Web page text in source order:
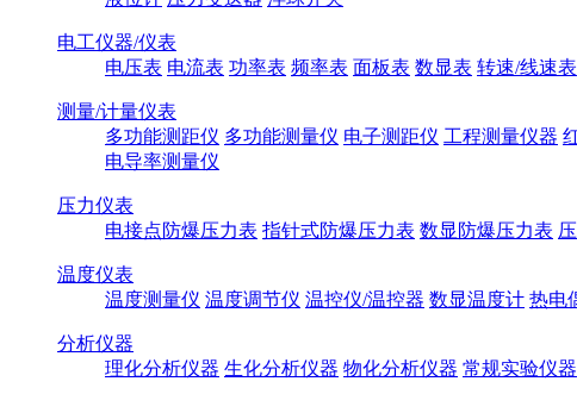
电工仪器/仪表
电压表 电流表 功率表 频率表 面板表 数显表 转速/线速表
测量/计量仪表
多功能测距仪 多功能测量仪 电子测距仪 工程测量仪器
电导率测量仪
压力仪表
电接点防爆压力表 指针式防爆压力表 数显防爆压力表
温度仪表
温度测量仪 温度调节仪 温控仪/温控器 数显温度计 热电
分析仪器
理化分析仪器 生化分析仪器 物化分析仪器 常规实验仪器